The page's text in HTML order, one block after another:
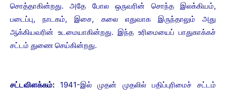
சொத்தாகின்றது. அதே போல ஒருவரின் சொந்த இலக்கியம்,
படைப்பு, நாடகம், இசை, கலை எதுவாக இருந்தாலும் அது
ஆக்கியவரின் உடமையாகின்றது. இந்த உரிமையைப் பாதுகாக்கச்
சட்டம் துணை செய்கின்றது.
சட்டவிளக்கம்: 1941-இல் முதன் முதலில் பதிப்புரிமைச் சட்டம்